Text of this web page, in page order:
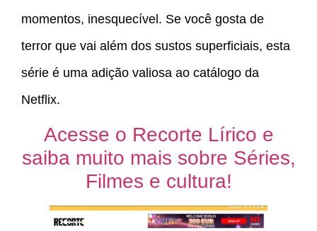
momentos, inesquecível. Se você gosta de
terror que vai além dos sustos superficiais, esta
série é uma adição valiosa ao catálogo da
Netflix.
Acesse o Recorte Lírico e
saiba muito mais sobre Séries,
Filmes e cultura!